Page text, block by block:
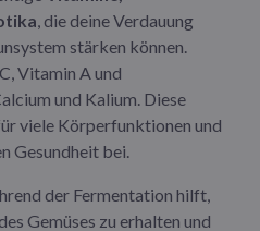
, die deine Verdauung
stärken können.
Vitamin A und
und Kalium. Diese
viele Körperfunktionen und
Gesundheit bei.
der Fermentation hilft,
Gemüses zu erhalten und